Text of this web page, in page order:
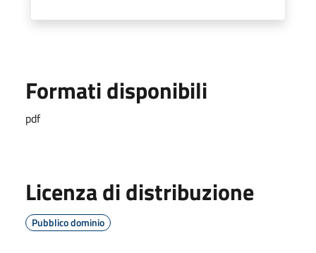
Formati disponibili
pdf
Licenza di distribuzione
Pubblico dominio